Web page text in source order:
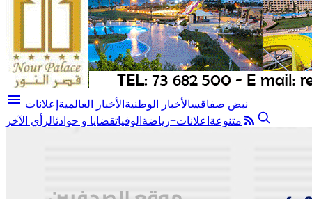
menu نبض صفاقسالأخبار الوطنية الأخبار العالمية إعلانات
متنوعة اعلانات+رياضة الوفياتقضايا و حوادثالرأي الآخر